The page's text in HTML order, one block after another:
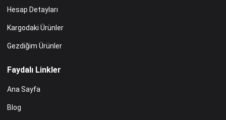
Hesap Detayları
Kargodaki Ürünler
Gezdiğim Ürünler
Faydalı Linkler
Ana Sayfa
Blog